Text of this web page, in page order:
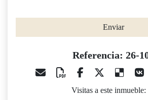
Enviar
Referencia: 26-
Visitas a este inmueble: